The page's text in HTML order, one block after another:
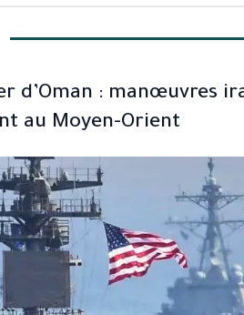
d’Oman : manœuvres
au Moyen-Orient